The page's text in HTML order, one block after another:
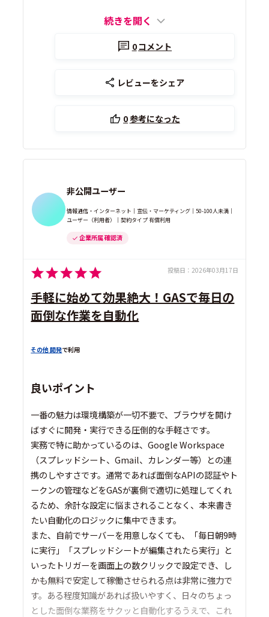
続きを開く
0コメント
レビューをシェア
0参考になった
非公開ユーザー
情報通信・インターネット｜宣伝・マーケティング｜50-100人未満｜
ユーザー（利用者）｜契約タイプ 有償利用
企業所属 確認済
投稿日： 2026年03月17日
手軽に始めて効果絶大！GASで毎日の
面倒な作業を自動化
その他 開発で利用
良いポイント
一番の魅力は環境構築が一切不要で、ブラウザを開け
ばすぐに開発・実行できる圧倒的な手軽さです。
実務で特に助かっているのは、Google Workspace
（スプレッドシート、Gmail、カレンダー等）との連
携のしやすさです。通常であれば面倒なAPIの認証やト
ークンの管理などをGASが裏側で適切に処理してくれ
るため、余計な設定に悩まされることなく、本来書き
たい自動化のロジックに集中できます。
また、自前でサーバーを用意しなくても、「毎日朝9時
に実行」「スプレッドシートが編集されたら実行」と
いったトリガーを画面上の数クリックで設定でき、し
かも無料で安定して稼働させられる点は非常に強力で
す。ある程度知識があれば扱いやすく、日々のちょっ
とした面倒な業務をサクッと自動化するうえで、これ